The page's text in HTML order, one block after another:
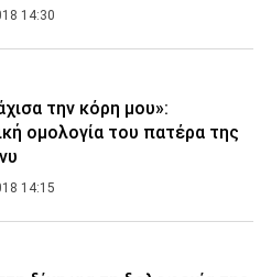
14:30
την κόρη μου»:
ομολογία του πατέρα της
14:15